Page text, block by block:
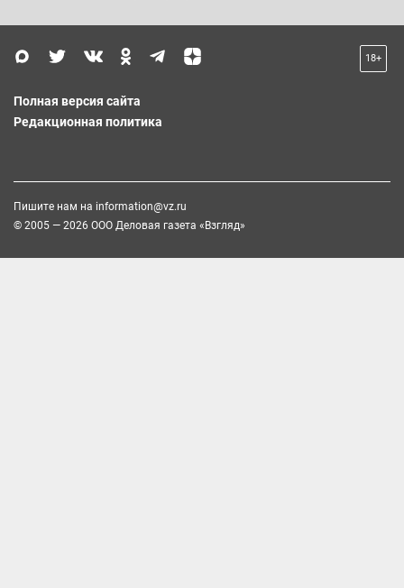
18+
Полная версия сайта
Редакционная политика
Пишите нам на information@vz.ru
© 2005 — 2026 ООО Деловая газета «Взгляд»